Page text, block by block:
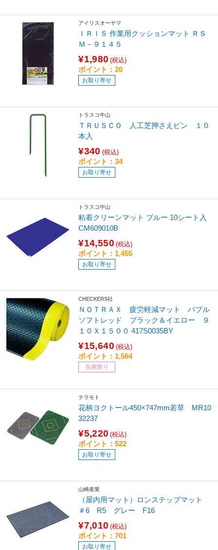
アイリスオーヤマ
ＩＲＩＳ 作業用クッションマット ＲＳ
Ｍ－９１４５
¥1,980 (税込)
ポイント：20
お取り寄せ
トラスコ中山
ＴＲＵＳＣＯ 人工芝押さえピン １０
本入
¥340 (税込)
ポイント：34
お取り寄せ
トラスコ中山
粘着クリーンマット ブルー 10シート入
CM609010B
¥14,550 (税込)
ポイント：1,455
お取り寄せ
CHECKERS社
ＮＯＴＲＡＸ 疲労軽減マット バブル
ソフトレッド ブラック＆イエロー ９
１０Ｘ１５００ 417S0035BY
¥15,640 (税込)
ポイント：1,564
在庫限り
テラモト
花柄ヨクトール450×747mm若草 MR10
32237
¥5,220 (税込)
ポイント：522
お取り寄せ
山崎産業
（屋内用マット）ロンステップマット
＃6 R5 グレー F16
¥7,010 (税込)
ポイント：701
お取り寄せ